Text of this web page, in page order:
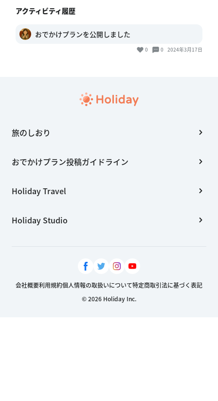
アクティビティ履歴
おでかけプランを公開しました
0 0 2024年3月17日
旅のしおり
おでかけプラン投稿ガイドライン
Holiday Travel
Holiday Studio
会社概要利用規約個人情報の取扱いについて特定商取引法に基づく表記
© 2026 Holiday Inc.